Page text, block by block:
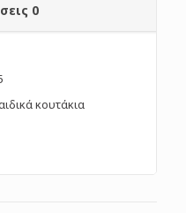
0
κουτάκια